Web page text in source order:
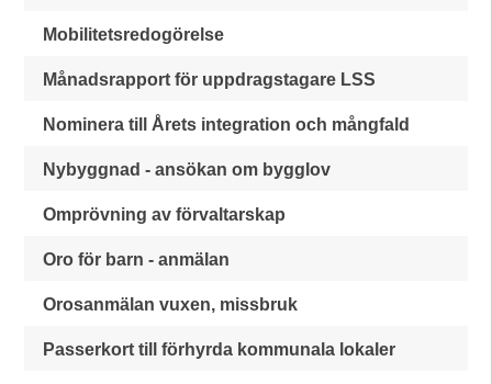
Mobilitetsredogörelse
Månadsrapport för uppdragstagare LSS
Nominera till Årets integration och mångfald
Nybyggnad - ansökan om bygglov
Omprövning av förvaltarskap
Oro för barn - anmälan
Orosanmälan vuxen, missbruk
Passerkort till förhyrda kommunala lokaler